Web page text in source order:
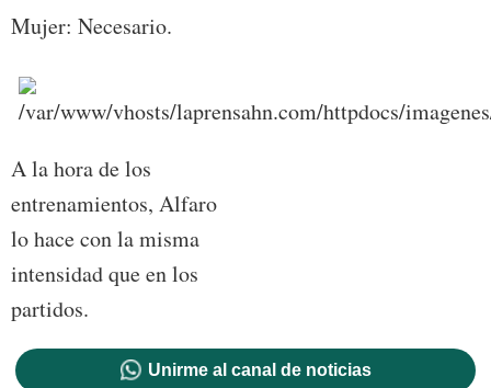
Mujer: Necesario.
A la hora de los
entrenamientos, Alfaro
lo hace con la misma
intensidad que en los
partidos.
Unirme al canal de noticias